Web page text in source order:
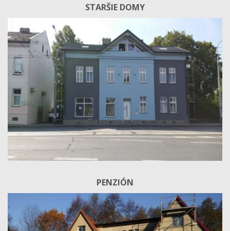
STARŠIE DOMY
PENZIÓN